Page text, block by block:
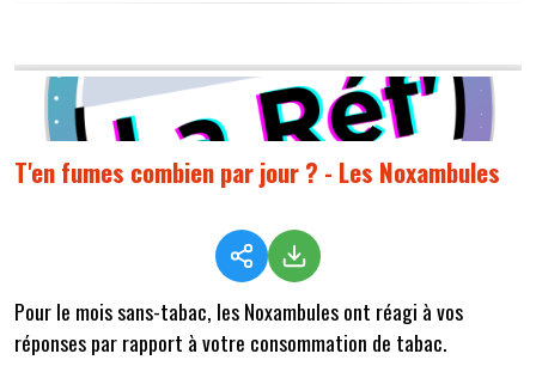
T'en fumes combien par jour ? - Les Noxambules
Pour le mois sans-tabac, les Noxambules ont réagi à vos
réponses par rapport à votre consommation de tabac.